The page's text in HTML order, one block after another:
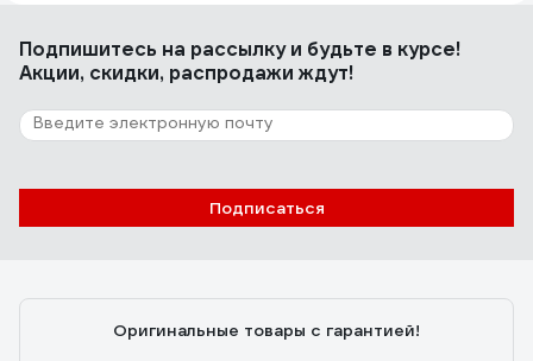
Цена
12 отзывов
DUOTEC 10 S (25 шт.) PH 539025
вкручивания самореза, иначе дюбель может
Подпишитесь на рассылкуи будьте в курсе!
Акции, скидки, распродажи ждут!
Подписаться
Оригинальные товары с гарантией!